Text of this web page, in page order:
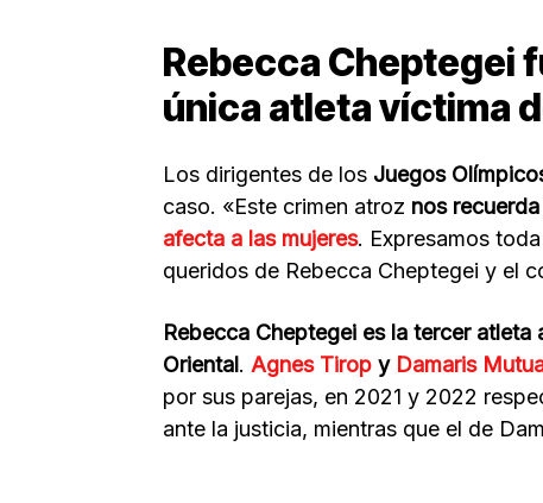
Rebecca Cheptegei
única atleta víctima
Los dirigentes de los Juegos
caso. «Este crimen atroz nos
afecta a las mujeres. Expresamos
queridos de Rebecca Cheptegei y el
Rebecca Cheptegei es la tercer
Oriental. Agnes Tirop y Damaris
por sus parejas, en 2021 y 2022
ante la justicia, mientras que el de